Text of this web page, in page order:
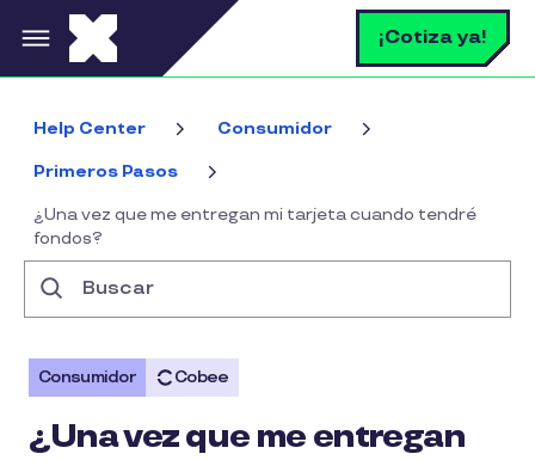
Pasar al contenido principal ¡Cotiza ya!
Help Center Consumidor
Primeros Pasos
¿Una vez que me entregan mi tarjeta cuando tendré
fondos?
Consumidor Cobee
¿Una vez que me entregan